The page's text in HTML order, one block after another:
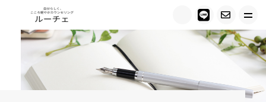
トップ
ルーチェについて